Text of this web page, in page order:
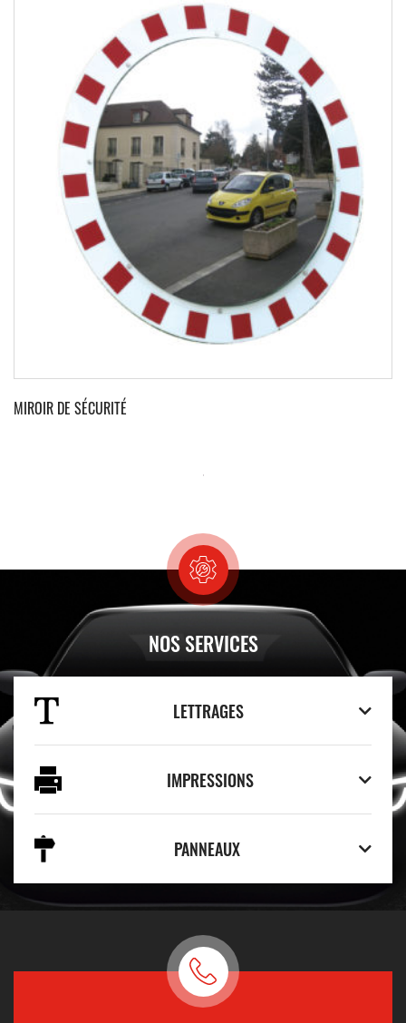
MIROIR DE SÉCURITÉ
NOS SERVICES
LETTRAGES
IMPRESSIONS
PANNEAUX